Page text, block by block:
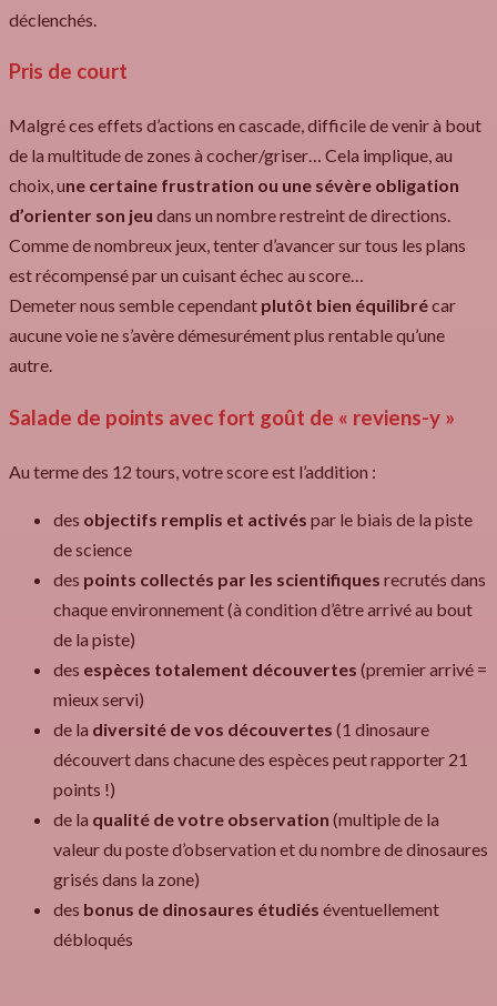
déclenchés.
Pris de court
Malgré ces effets d’actions en cascade, difficile de venir à bout
de la multitude de zones à cocher/griser… Cela implique, au
choix, une certaine frustration ou une sévère obligation
d’orienter son jeu dans un nombre restreint de directions.
Comme de nombreux jeux, tenter d’avancer sur tous les plans
est récompensé par un cuisant échec au score…
Demeter nous semble cependant plutôt bien équilibrécar
aucune voie ne s’avère démesurément plus rentable qu’une
autre.
Salade de points avec fort goût de « reviens-y »
Au terme des 12 tours, votre score est l’addition :
des objectifs remplis et activés par le biais de la piste
de science
des points collectés par les scientifiques recrutés dans
chaque environnement (à condition d’être arrivé au bout
de la piste)
des espèces totalement découvertes (premier arrivé =
mieux servi)
de la diversité de vos découvertes (1 dinosaure
découvert dans chacune des espèces peut rapporter 21
points !)
de la qualité de votre observation (multiple de la
valeur du poste d’observation et du nombre de dinosaures
grisés dans la zone)
des bonus de dinosaures étudiés éventuellement
débloqués